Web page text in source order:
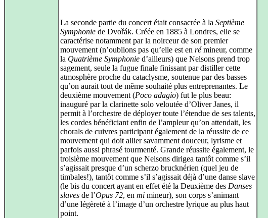
La seconde partie du concert était consacrée à la Septième
Symphonie de Dvořák. Créée en 1885 à Londres, elle se
caractérise notamment par la noirceur de son premier
mouvement (n’oublions pas qu’elle est en rémineur, comme
la Quatrième Symphonie d’ailleurs) que Nelsons prend trop
sagement, seule la fugue finale finissant par distiller cette
atmosphère proche du cataclysme, soutenue par des basses
qu’on aurait tout de même souhaité plus entreprenantes. Le
deuxième mouvement (Poco adagio) fut le plus beau:
inauguré par la clarinette solo veloutée d’Oliver Janes, il
permit à l’orchestre de déployer toute l’étendue de ses talents,
les cordes bénéficiant enfin de l’ampleur qu’on attendait, les
chorals de cuivres participant également de la réussite de ce
mouvement qui doit allier savamment douceur, lyrisme et
parfois aussi phrasé tourmenté. Grande réussite également, le
troisième mouvement que Nelsons dirigea tantôt comme s’il
s’agissait presque d’un scherzo brucknérien (quel jeu de
timbales!), tantôt comme s’il s’agissait déjà d’une danse slave
(le bis du concert ayant en effet été la Deuxième des Danses
slaves de l’Opus 72, en mi mineur), son corps s’animant
d’une légèreté à l’image d’un orchestre lyrique au plus haut
point.